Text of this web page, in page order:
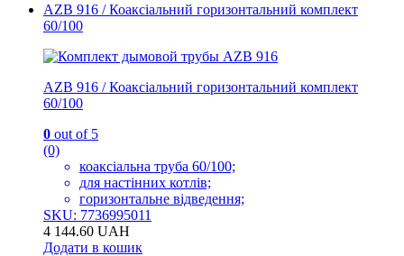
AZB 916 / Коаксіальний горизонтальний комплект
60/100
AZB 916 / Коаксіальний горизонтальний комплект
60/100
0 out of 5
(0)
коаксіальна труба 60/100;
для настінних котлів;
горизонтальне відведення;
SKU: 7736995011
4 144.60 UAH
Додати в кошик